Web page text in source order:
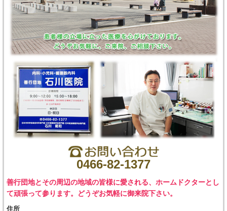
0466-82-1377
善行団地とその周辺の地域の皆様に愛される、ホームドクターとし
て頑張って参ります。どうぞお気軽に御来院下さい。
住所